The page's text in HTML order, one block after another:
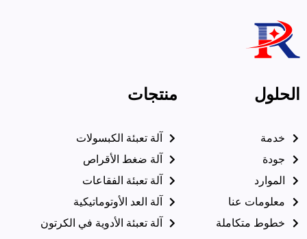
الحلول
جودة
الموارد
معلومات عنا
خطوط متكاملة
منتجات
آلة تعبئة الكبسولات
آلة ضغط الأقراص
آلة تعبئة الفقاعات
آلة العد الأوتوماتيكية
آلة تعبئة الأدوية في الكرتون